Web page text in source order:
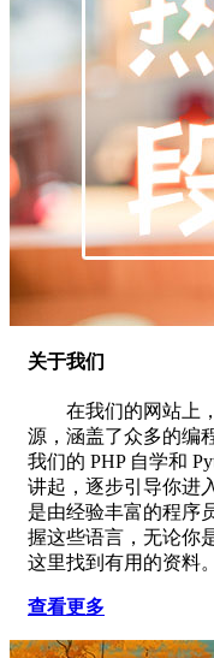
关于我们
在我们的网站上
源，涵盖了众多的编
我们的 PHP 自学和
讲起，逐步引导你进
是由经验丰富的程序
握这些语言，无论你
这里找到有用的资料。
查看更多